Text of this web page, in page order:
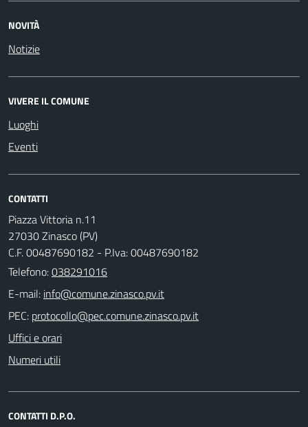
NOVITÀ
Notizie
VIVERE IL COMUNE
Luoghi
Eventi
CONTATTI
Piazza Vittoria n.11
27030 Zinasco (PV)
C.F. 00487690182 - P.Iva: 00487690182
Telefono:038291016
E-mail:
PEC:
Uffici e orari
Numeri utili
CONTATTI D.P.O.